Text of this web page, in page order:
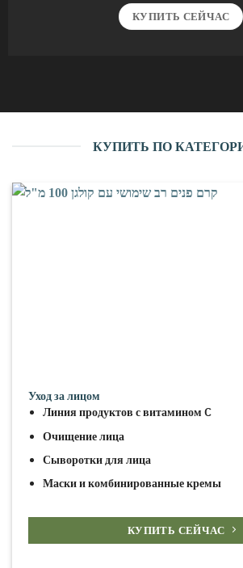
КУПИТЬ СЕЙЧАС
КУПИТЬ ПО
Уход за лицом
Линия продуктов с витамином C
Очищение лица
Сыворотки для лица
Маски и комбинированные кремы
КУПИТЬ СЕЙЧАС